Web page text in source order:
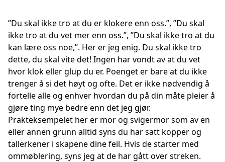
”Du skal ikke tro at du er klokere enn oss.”, ”Du skal
ikke tro at du vet mer enn oss.”, ”Du skal ikke tro at du
kan lære oss noe,”. Her er jeg enig. Du skal ikke tro
dette, du skal vite det! Ingen har vondt av at du vet
hvor klok eller glup du er. Poenget er bare at du ikke
trenger å si det høyt og ofte. Det er ikke nødvendig å
fortelle alle og enhver hvordan du på din måte pleier å
gjøre ting mye bedre enn det jeg gjør.
Prakteksempelet her er mor og svigermor som av en
eller annen grunn alltid syns du har satt kopper og
tallerkener i skapene dine feil. Hvis de starter med
ommøblering, syns jeg at de har gått over streken.